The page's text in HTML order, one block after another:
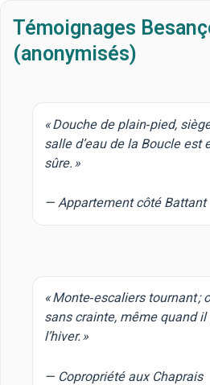
Témoignages
(anonymisés)
« Douche de plain‑pied,
salle d’eau de la Boucle est
sûre. »
— Appartement côté Battant
« Monte‑escaliers tournant ;
sans crainte, même quand
l’hiver. »
— Copropriété aux Chaprais